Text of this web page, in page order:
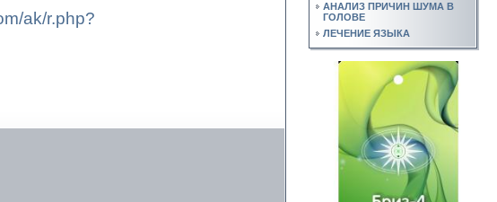
ak/r.php?
АНАЛИЗ ПРИЧИН ШУМА В
ГОЛОВЕ
ЛЕЧЕНИЕ ЯЗЫКА